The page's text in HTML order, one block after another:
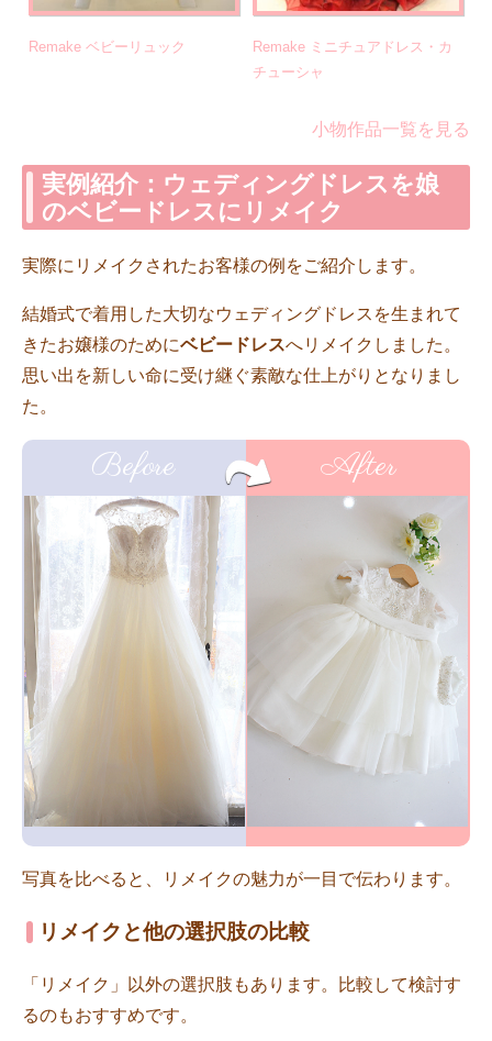
Remake ベビーリュック
Remake ミニチュアドレス・カ
チューシャ
小物作品一覧を見る
実例紹介：ウェディングドレスを娘
のベビードレスにリメイク
実際にリメイクされたお客様の例をご紹介します。
結婚式で着用した大切なウェディングドレスを生まれて
きたお嬢様のためにベビードレスへリメイクしました。
思い出を新しい命に受け継ぐ素敵な仕上がりとなりまし
た。
写真を比べると、リメイクの魅力が一目で伝わります。
リメイクと他の選択肢の比較
「リメイク」以外の選択肢もあります。比較して検討す
るのもおすすめです。